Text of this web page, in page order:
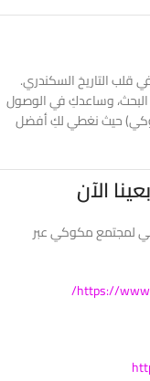
قلب التاريخ السكندري.
البحث، وساعدكِ في الوصول
حيث نغطي لكِ أفضل
الآن
لمجتمع مكوكي عبر
https://